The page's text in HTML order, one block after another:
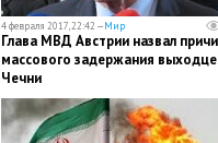
4 февраля 2017, 22:42 —Мир
Глава МВД Австрии назвал
массового задержания
Чечни